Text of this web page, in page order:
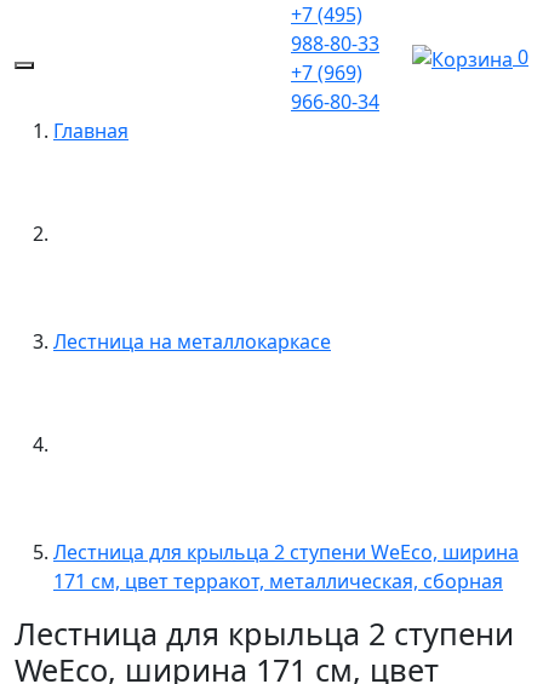
+7 (495)
988-80-33
+7 (969)
966-80-34
0
Главная
Лестница на металлокаркасе
Лестница для крыльца 2 ступени WeEco, ширина
171 см, цвет терракот, металлическая, cборная
Лестница для крыльца 2 ступени
WeEco, ширина 171 см, цвет